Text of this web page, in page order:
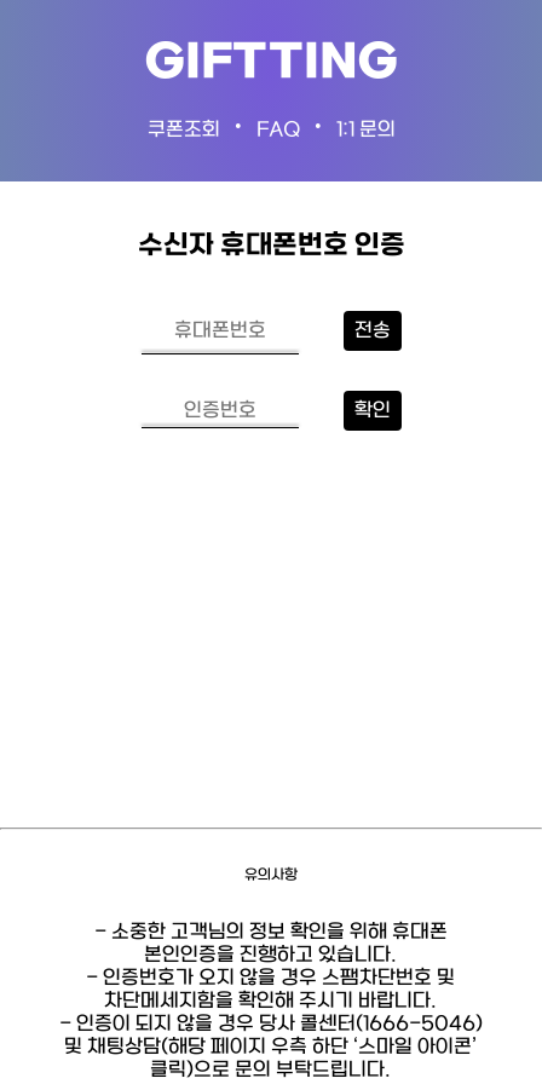
GIFTTING
쿠폰조회 • FAQ • 1:1 문의
수신자 휴대폰번호 인증
전송
확인
유의사항
- 소중한 고객님의 정보 확인을 위해 휴대폰
본인인증을 진행하고 있습니다.
- 인증번호가 오지 않을 경우 스팸차단번호 및
차단메세지함을 확인해 주시기 바랍니다.
- 인증이 되지 않을 경우 당사 콜센터(1666-5046)
및 채팅상담(해당 페이지 우측 하단 ‘스마일 아이콘’
클릭)으로 문의 부탁드립니다.